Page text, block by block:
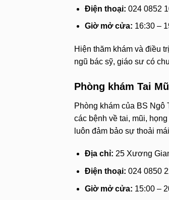
Điện thoại: 024 0852
Giờ mở cửa: 16:30 –
Hiện thăm khám và điều
ngũ bác sỹ, giáo sư có
Phòng khám Tai
Phòng khám của BS Ngô
các bệnh về tai, mũi,
luôn đảm bảo sự thoải
Địa chỉ: 25 Xương
Điện thoại: 024 0850
Giờ mở cửa: 15:00 –